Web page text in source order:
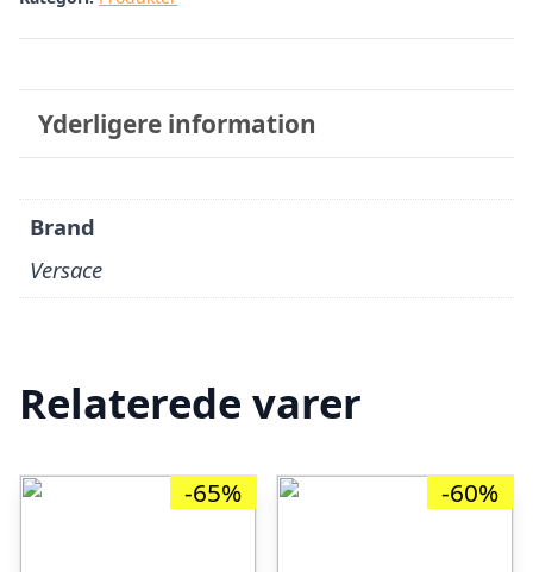
Yderligere information
Brand
Versace
Relaterede varer
-65% -60%